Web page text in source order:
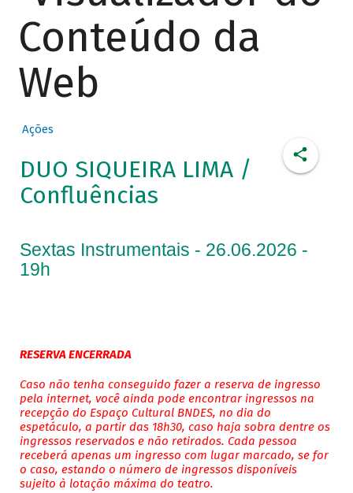
Conteúdo da
Web
Ações
DUO SIQUEIRA LIMA /
Confluências
Sextas Instrumentais - 26.06.2026 -
19h
RESERVA ENCERRADA
Caso não tenha conseguido fazer a reserva de ingresso
pela internet, você ainda pode encontrar ingressos na
recepção do Espaço Cultural BNDES, no dia do
espetáculo, a partir das 18h30, caso haja sobra dentre os
ingressos reservados e não retirados. Cada pessoa
receberá apenas um ingresso com lugar marcado, se for
o caso, estando o número de ingressos disponíveis
sujeito à lotação máxima do teatro.